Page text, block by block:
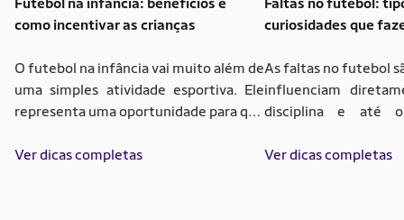
como incentivar as crianças
O futebol na infância vai muito além de
uma simples atividade esportiva. Ele
representa uma oportunidade para que
habilidades físicas, emocionais e
Ver dicas completas
curiosidades que
As faltas no futebol
influenciam
disciplina e até
simples
Ver dicas completas